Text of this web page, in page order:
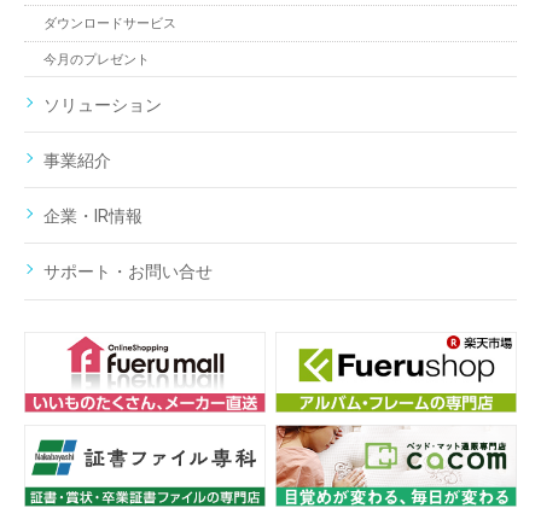
ダウンロードサービス
今月のプレゼント
ソリューション
事業紹介
企業・IR情報
サポート・お問い合せ